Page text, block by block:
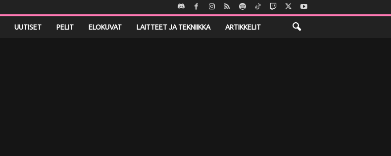
UUTISET PELIT ELOKUVAT LAITTEET JA TEKNIIKKA ARTIKKELIT